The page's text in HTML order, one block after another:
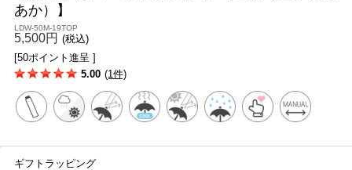
あか）】
LDW-50M-19TOP
5,500円 (税込)
[50ポイント進呈 ]
5.00 (1件)
ギフトラッピング